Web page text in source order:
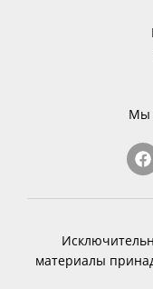
Мы
материалы